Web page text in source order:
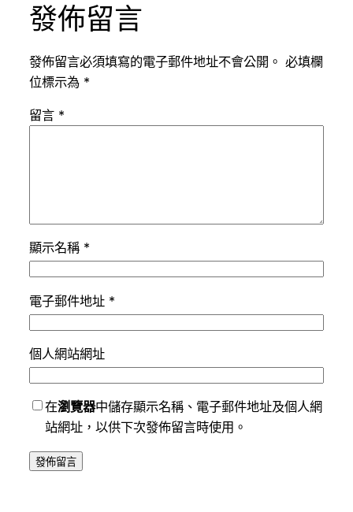
發佈留言
發佈留言必須填寫的電子郵件地址不會公開。 必填欄
位標示為 *
留言 *
顯示名稱 *
電子郵件地址 *
個人網站網址
在瀏覽器中儲存顯示名稱、電子郵件地址及個人網
站網址，以供下次發佈留言時使用。